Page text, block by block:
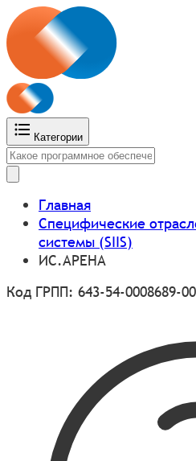
Категории
Главная
Специфические
системы (SIIS)
ИС.АРЕНА
Код ГРПП: 643-54-0008689-